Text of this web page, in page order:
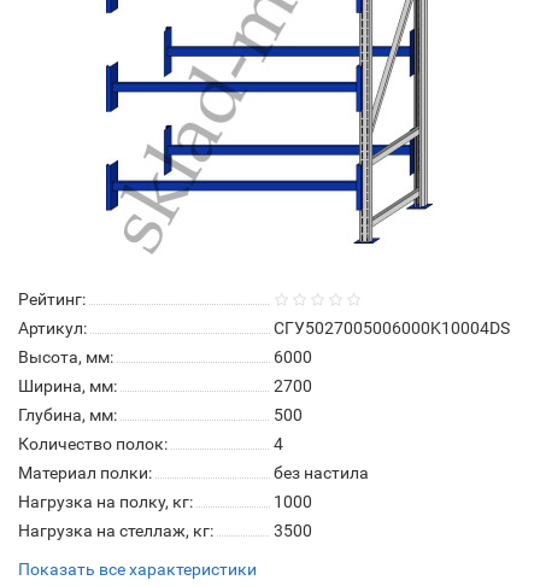
Рейтинг:
Артикул:
СГУ5027005006000K10004DS
Высота, мм:
6000
Ширина, мм:
2700
Глубина, мм:
500
Количество полок:
4
Материал полки:
без настила
Нагрузка на полку, кг:
1000
Нагрузка на стеллаж, кг:
3500
Показать все характеристики